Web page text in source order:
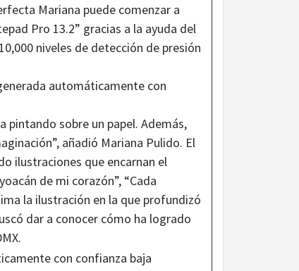
Mariana puede comenzar a
Pro 13.2” gracias a la ayuda del
niveles de detección de presión
pintando sobre un papel. Además,
añadió Mariana Pulido. El
ilustraciones que encarnan el
de mi corazón”, “Cada
la ilustración en la que profundizó
dar a conocer cómo ha logrado